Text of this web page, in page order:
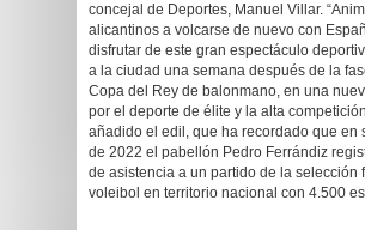
concejal de Deportes, Manuel Villar.
alicantinos a volcarse de nuevo con
disfrutar de este gran espectáculo
a la ciudad una semana después de la
Copa del Rey de balonmano, en una
por el deporte de élite y la alta
añadido el edil, que ha recordado que en
de 2022 el pabellón Pedro Ferrándiz
de asistencia a un partido de la selección
voleibol en territorio nacional con 4.500